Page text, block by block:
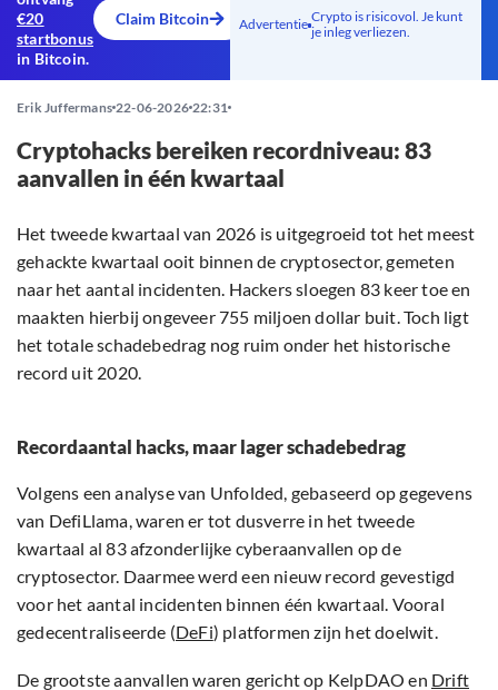
€20
startbonus
in Bitcoin.
Claim Bitcoin Advertentie Crypto is risicovol. Je kunt
je inleg verliezen.
Erik Juffermans 22-06-2026 22:31
Cryptohacks bereiken recordniveau: 83
aanvallen in één kwartaal
Het tweede kwartaal van 2026 is uitgegroeid tot het meest
gehackte kwartaal ooit binnen de cryptosector, gemeten
naar het aantal incidenten. Hackers sloegen 83 keer toe en
maakten hierbij ongeveer 755 miljoen dollar buit. Toch ligt
het totale schadebedrag nog ruim onder het historische
record uit 2020.
Recordaantal hacks, maar lager schadebedrag
Volgens een analyse van Unfolded, gebaseerd op gegevens
van DefiLlama, waren er tot dusverre in het tweede
kwartaal al 83 afzonderlijke cyberaanvallen op de
cryptosector. Daarmee werd een nieuw record gevestigd
voor het aantal incidenten binnen één kwartaal. Vooral
gedecentraliseerde (DeFi) platformen zijn het doelwit.
De grootste aanvallen waren gericht op KelpDAO en Drift